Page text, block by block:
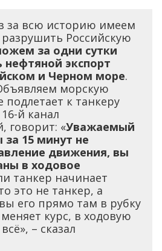
за всю историю имеем
Российскую
за одни сутки
нефтяной экспорт
и Черном море.
морскую
подлетает к танкеру
й канал
говорит: «Уважаемый
за 15 минут не
движения, вы
в ходовое
танкер начинает
это не танкер, а
его прямо там в рубку
курс, в ходовую
– сказал